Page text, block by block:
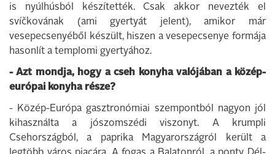
is nyúlhúsból készítették. Csak akkor nevezték el
svíčkovának (ami gyertyát jelent), amikor már
vesepecsenyéből készült, hiszen a vesepecsenye formája
hasonlít a templomi gyertyához.
- Azt mondja, hogy a cseh konyha valójában a közép-
európai konyha része?
- Közép-Európa gasztronómiai szempontból nagyon jól
kihasználta a jószomszédi viszonyt. A krumpli
Csehországból, a paprika Magyarországról került a